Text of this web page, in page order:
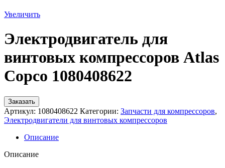
Увеличить
Электродвигатель для
винтовых компрессоров Atlas
Copco 1080408622
Заказать
Артикул: 1080408622 Категории: Запчасти для компрессоров,
Электродвигатели для винтовых компрессоров
Описание
Описание